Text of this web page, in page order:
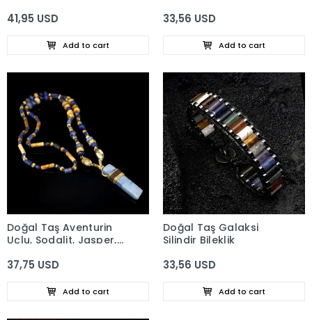
Taşları Sultan Bileklik
41,95 USD
Add to cart
33,56 USD
Add to cart
Doğal Taş Aventurin
Uçlu, Sodalit, Jasper,
Bohem Kolye
37,75 USD
Add to cart
Doğal Taş Galaksi
Silindir Bileklik
33,56 USD
Add to cart